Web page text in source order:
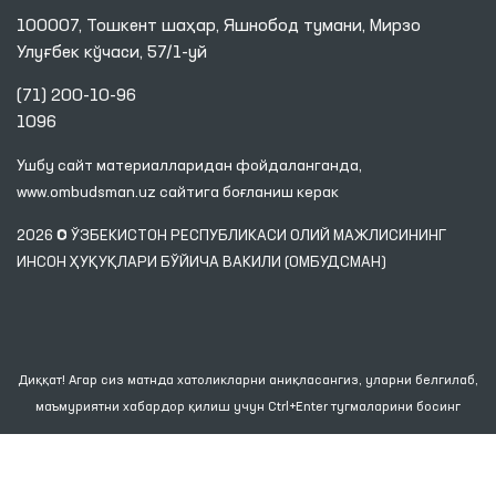
100007, Тошкент шаҳар, Яшнобод тумани, Мирзо
Улуғбек кўчаси, 57/1-уй
(71) 200-10-96
1096
Ушбу сайт материалларидан фойдаланганда,
www.ombudsman.uz сайтига боғланиш керак
2026 © ЎЗБЕКИСТОН РЕСПУБЛИКАСИ ОЛИЙ МАЖЛИСИНИНГ
ИНСОН ҲУҚУҚЛАРИ БЎЙИЧА ВАКИЛИ (ОМБУДСМАН)
Диққат! Агар сиз матнда хатоликларни аниқласангиз, уларни белгилаб,
маъмуриятни хабардор қилиш учун Ctrl+Enter тугмаларини босинг